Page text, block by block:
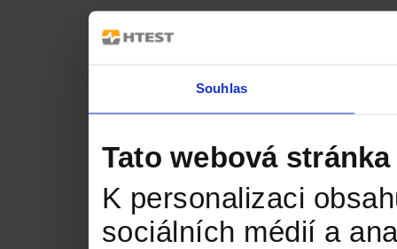
Souhlas
Tato webová
K personalizaci
sociálních médií a